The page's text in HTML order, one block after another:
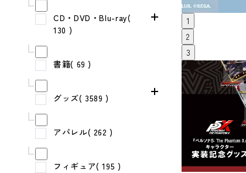
CD・DVD・Blu-ray(
130 )
書籍( 69 )
グッズ( 3589 )
アパレル( 262 )
フィギュア( 195 )
1
2
3